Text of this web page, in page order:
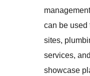
can be used
sites,
services,
showcase